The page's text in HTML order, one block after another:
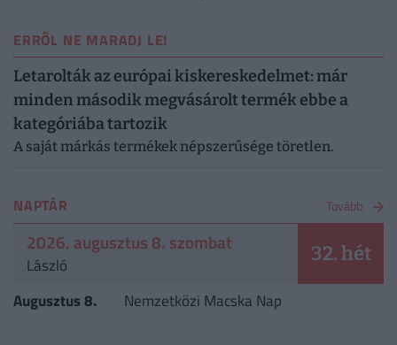
ERRŐL NE MARADJ LE!
Letarolták az európai kiskereskedelmet: már
minden második megvásárolt termék ebbe a
kategóriába tartozik
A saját márkás termékek népszerűsége töretlen.
NAPTÁR Tovább
2026. augusztus 8. szombat
László 32. hét
Augusztus 8. Nemzetközi Macska Nap